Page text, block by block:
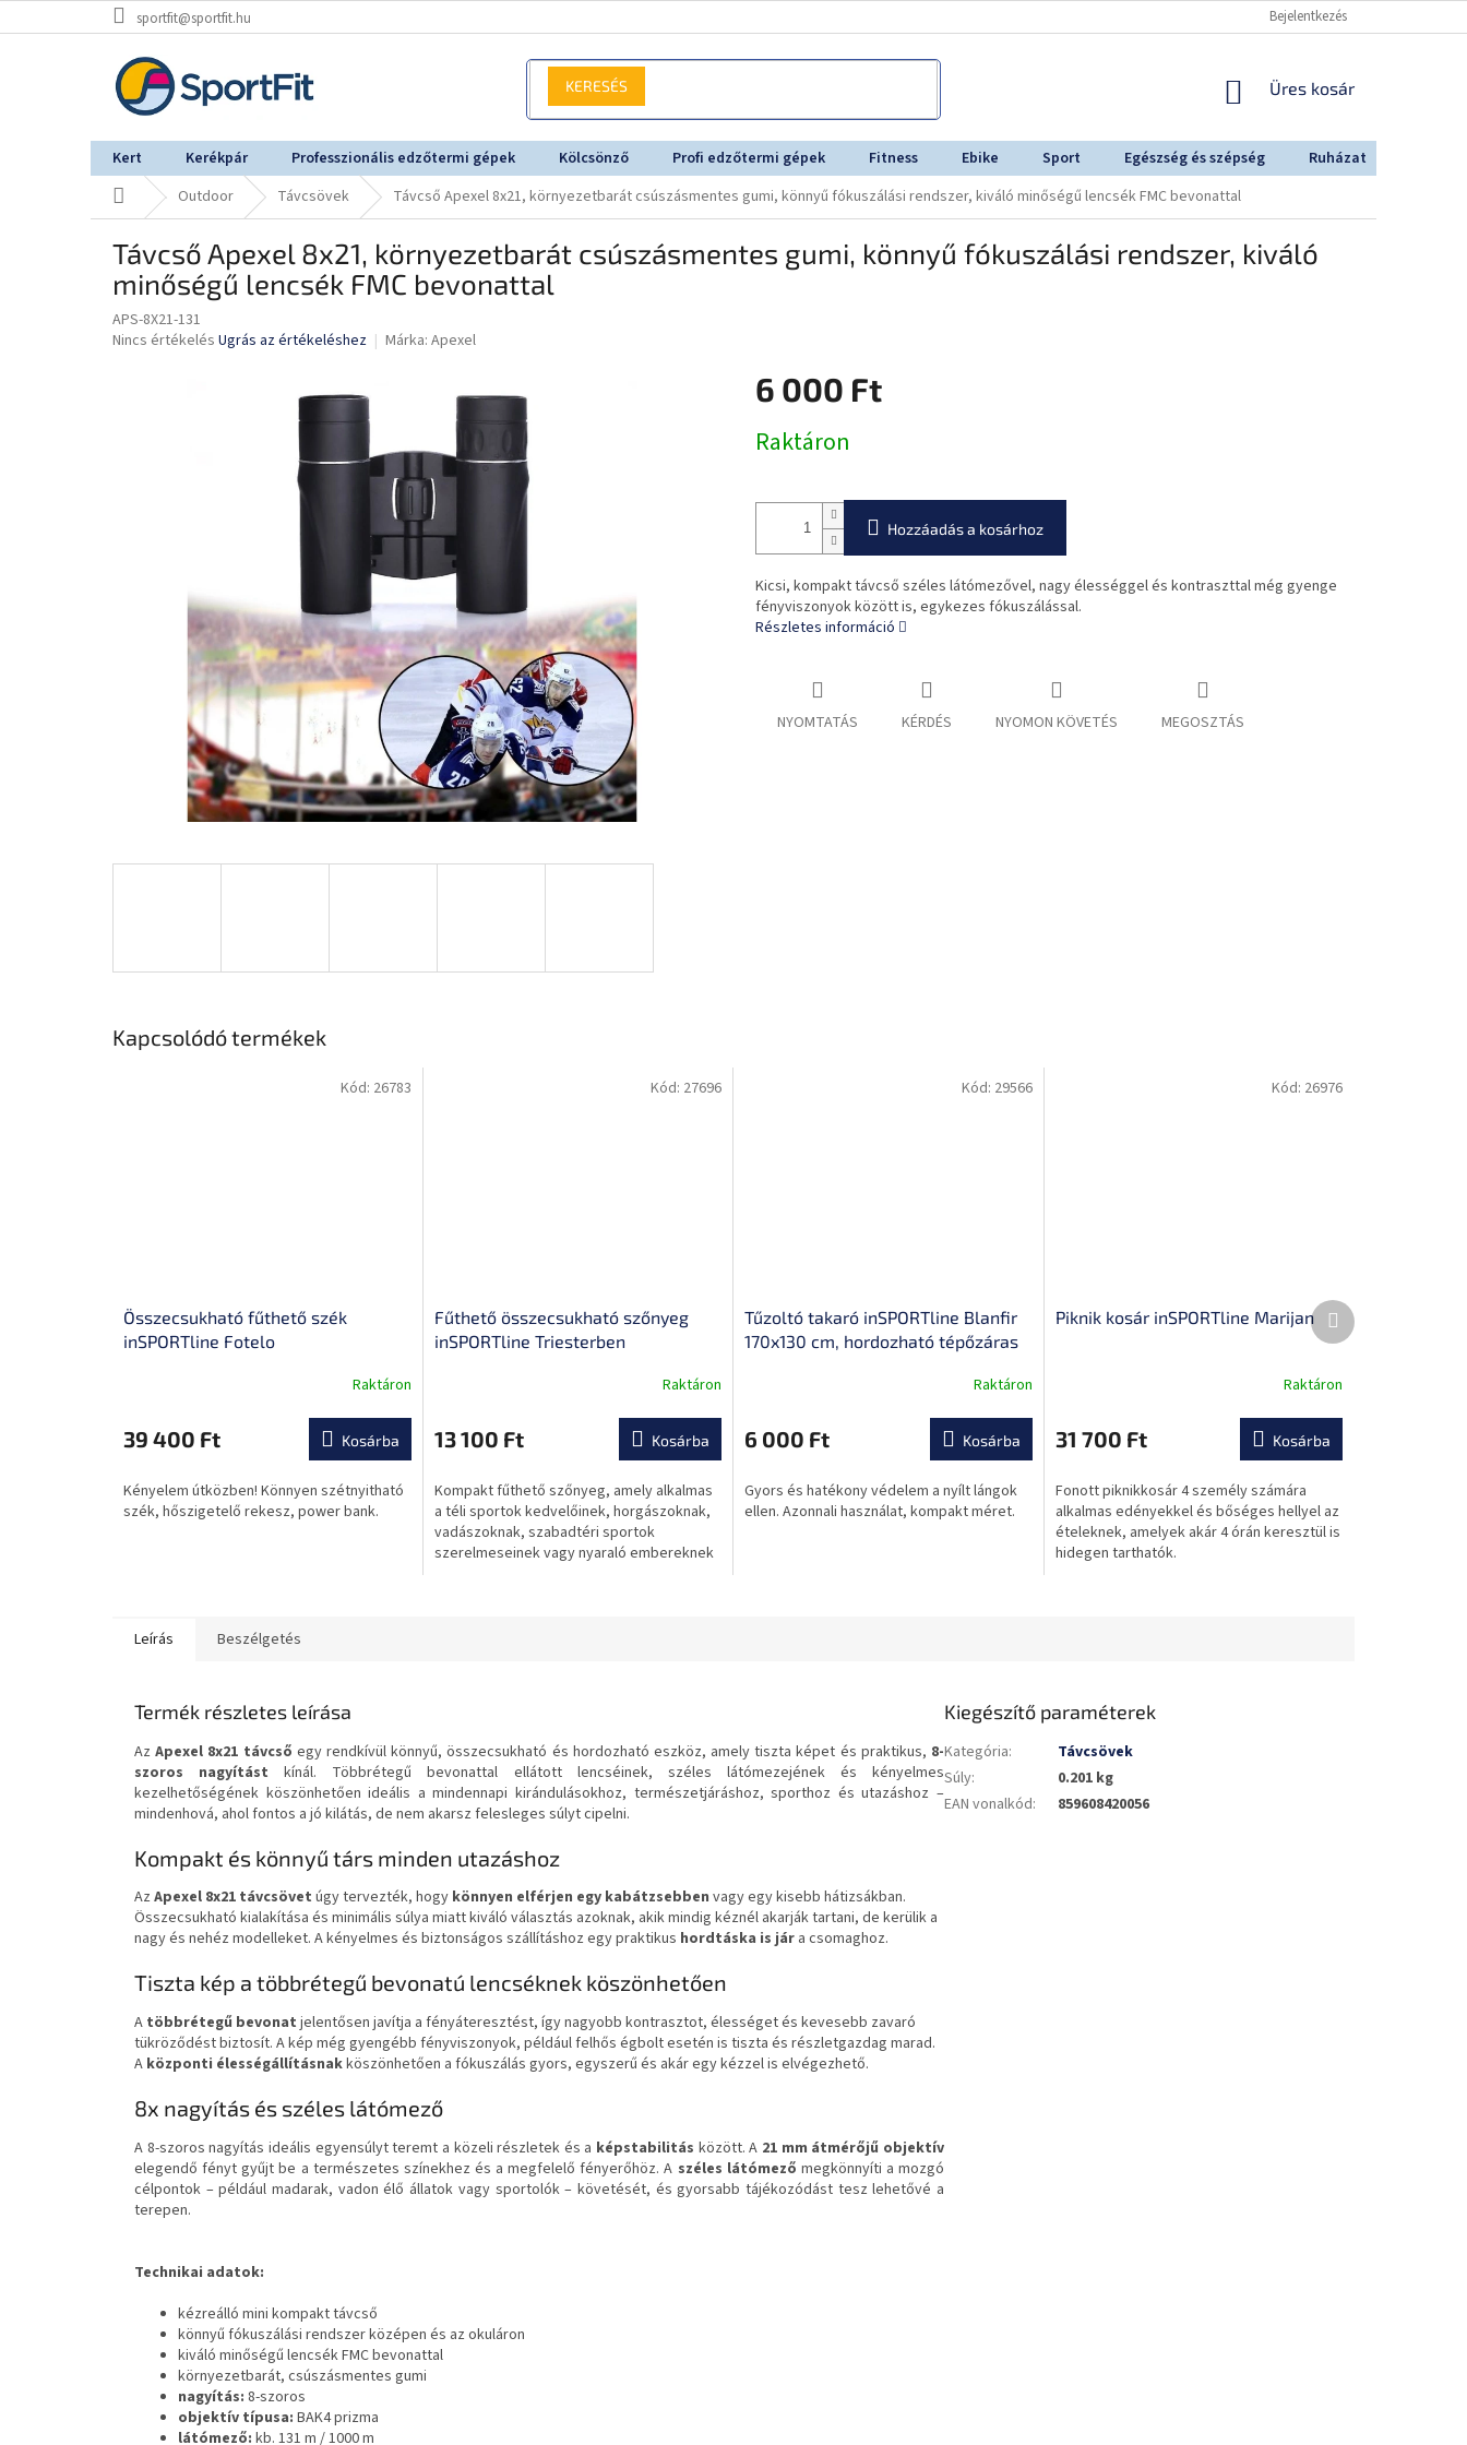
a
sportfit@sportfit.hu Bejelentkezés
KERESÉS KOSÁR
Üres kosár
Kert Kerékpár Professzionális edzőtermi gépek Kölcsönző Profi edzőtermi gépek Fitness Ebike Sport Egészség és szépség Ruházat
KezdőlapOutdoor Távcsövek Távcső Apexel 8x21, környezetbarát csúszásmentes gumi, könnyű fókuszálási rendszer, kiváló minőségű lencsék FMC bevonattal
Távcső Apexel 8x21, környezetbarát csúszásmentes gumi, könnyű fókuszálási rendszer, kiváló
minőségű lencsék FMC bevonattal
APS-8X21-131
A
Nincs értékelés Ugrás az értékeléshez Márka: Apexel
6 000 Ft
Raktáron
Hozzáadás a kosárhoz
Kicsi, kompakt távcső széles látómezővel, nagy élességgel és kontraszttal még gyenge
fényviszonyok között is, egykezes fókuszálással.
Részletes információ
NYOMTATÁS KÉRDÉS NYOMON KÖVETÉS MEGOSZTÁS
Kapcsolódó termékek
Összecsukható fűthető szék
inSPORTline Fotelo
átlagos
értékelése
ből
0,0
Raktáron
39 400 Ft Kosárba
Kényelem útközben! Könnyen szétnyitható
szék, hőszigetelő rekesz, power bank.
Kód: 26783
Fűthető összecsukható szőnyeg
inSPORTline Triesterben
átlagos
értékelése
ből
0,0
csillag.
Raktáron
13 100 Ft Kosárba
Kompakt fűthető szőnyeg, amely alkalmas
a téli sportok kedvelőinek, horgászoknak,
vadászoknak, szabadtéri sportok
szerelmeseinek vagy nyaraló embereknek
Kód: 27696
Tűzoltó takaró inSPORTline Blanfir
170x130 cm, hordozható tépőzáras
Raktáron
6 000 Ft Kosárba
Gyors és hatékony védelem a nyílt lángok
ellen. Azonnali használat, kompakt méret.
Kód: 29566
Piknik kosár inSPORTline Marijan
átlagos
értékelése
ből
0,0
csillag.
Raktáron
31 700 Ft Kosárba
Fonott piknikkosár 4 személy számára
alkalmas edényekkel és bőséges hellyel az
ételeknek, amelyek akár 4 órán keresztül is
hidegen tarthatók.
Kód: 26976
Következő
termék
Leírás Beszélgetés
Termék részletes leírása
AzApexel 8x21 távcső egy rendkívül könnyű, összecsukható és hordozható eszköz, amely tiszta képet és praktikus, 8-
szoros nagyítást kínál. Többrétegű bevonattal ellátott lencséinek, széles látómezejének és kényelmes
kezelhetőségének köszönhetően ideális a mindennapi kirándulásokhoz, természetjáráshoz, sporthoz és utazáshoz –
mindenhová, ahol fontos a jó kilátás, de nem akarsz felesleges súlyt cipelni.
Kompakt és könnyű társ minden utazáshoz
Az Apexel 8x21 távcsövet úgy tervezték, hogy könnyen elférjen egy kabátzsebben vagy egy kisebb hátizsákban.
Összecsukható kialakítása és minimális súlya miatt kiváló választás azoknak, akik mindig kéznél akarják tartani, de kerülik a
nagy és nehéz modelleket. A kényelmes és biztonságos szállításhoz egy praktikus hordtáska is jár a csomaghoz.
Tiszta kép a többrétegű bevonatú lencséknek köszönhetően
A többrétegű bevonat jelentősen javítja a fényáteresztést, így nagyobb kontrasztot, élességet és kevesebb zavaró
tükröződést biztosít. A kép még gyengébb fényviszonyok, például felhős égbolt esetén is tiszta és részletgazdag marad.
A központi élességállításnakköszönhetően a fókuszálás gyors, egyszerű és akár egy kézzel is elvégezhető.
8x nagyítás és széles látómező
A 8-szoros nagyítás ideális egyensúlyt teremt a közeli részletek és a képstabilitás között. A 21 mm átmérőjű objektív
elegendő fényt gyűjt be a természetes színekhez és a megfelelő fényerőhöz. A széles látómező megkönnyíti a mozgó
célpontok – például madarak, vadon élő állatok vagy sportolók – követését, és gyorsabb tájékozódást tesz lehetővé a
terepen.
Technikai adatok:
kézreálló mini kompakt távcső
könnyű fókuszálási rendszer középen és az okuláron
kiváló minőségű lencsék FMC bevonattal
környezetbarát, csúszásmentes gumi
nagyítás: 8-szoros
objektív típusa: BAK4 prizma
látómező: kb. 131 m / 1000 m
Kiegészítő paraméterek
Kategória:
Távcsövek
Súly:
0.201 kg
EAN vonalkód: 859608420056